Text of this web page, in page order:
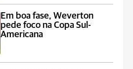
Em boa fase, Weverton
pede foco na Copa Sul-
Americana